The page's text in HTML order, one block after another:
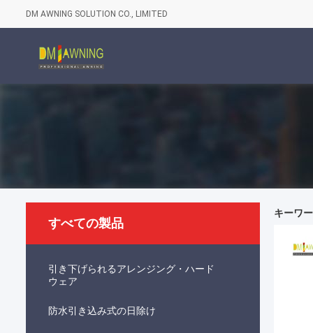
DM AWNING SOLUTION CO., LIMITED
すべての製品
引き下げられるアレンジング・ハード
ウェア
防水引き込み式の日除け
キーワ